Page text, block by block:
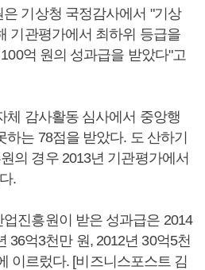
기상청 국정감사에서 "기상
기관평가에서 최하위 등급을
억 원의 성과급을 받았다"고
체 감사활동 심사에서 중앙행
는 78점을 받았다. 도 산하기
의 경우 2013년 기관평가에서
.
진흥원이 받은 성과급은 2014
36억3천만 원, 2012년 30억5천
이르렀다. [비즈니스포스트 김